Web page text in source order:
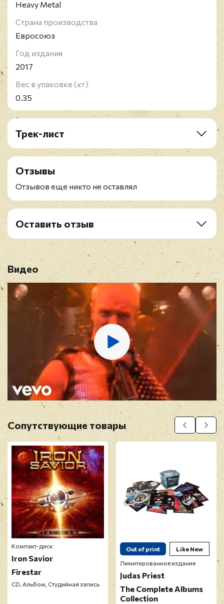
Heavy Metal
Страна производства
Евросоюз
Год издания
2017
Вес в упаковке (кг)
0.35
Трек-лист
A1. Freewheel Burning
A2. Jawbreaker
A3. Rock Hard Ride Free
A4. The Sentinel
B2. Eat Me Alive
B3. Some Heads Are Gonna Roll
B4. Night Comes Down
B5. Heavy Duty
B6. Defenders Of The Faith
Отзывы
Отзывов еще никто не оставлял
Оставить отзыв
Имя*
*
Отзыв*
Прикрепить фото
Оставить отзыв
Перед публикацией отзывы проходят
модерацию
Видео
Сопутствующие товары
Компакт-диск
Iron Savior
Firestar
CD, Альбом, Студийная запись
Out of print
Like New
Лимитированное издание
Judas Priest
The Complete Albums
Collection